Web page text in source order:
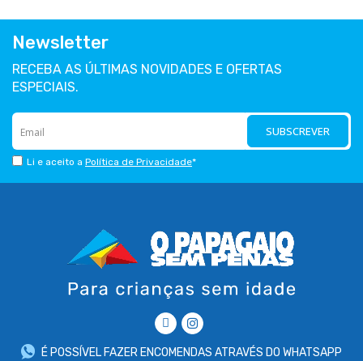
Newsletter
RECEBA AS ÚLTIMAS NOVIDADES E OFERTAS
ESPECIAIS.
SUBSCREVER
Li e aceito a Política de Privacidade*
É POSSÍVEL FAZER ENCOMENDAS ATRAVÉS DO WHATSAPP